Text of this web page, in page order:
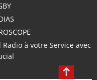
Radio à votre Service avec